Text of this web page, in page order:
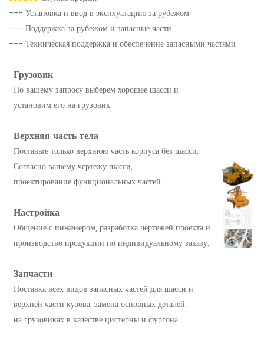
--- Установка и ввод в эксплуатацию за рубежом
--- Поддержка за рубежом и запасные части
--- Техническая поддержка и обеспечение запасными частями
Грузовик
По вашему запросу выберем хорошее шасси и
установим его на грузовик.
Верхняя часть тела
Поставьте только верхнюю часть корпуса без шасси.
Согласно вашему чертежу шасси,
проектирование функциональных частей.
Настройка
Общение с инженером, разработка чертежей проекта и
производство продукции по индивидуальному заказу.
Запчасти
Поставка всех видов запасных частей для шасси и
верхней части кузова, замена основных деталей.
на грузовиках в качестве цистерны и фургона.